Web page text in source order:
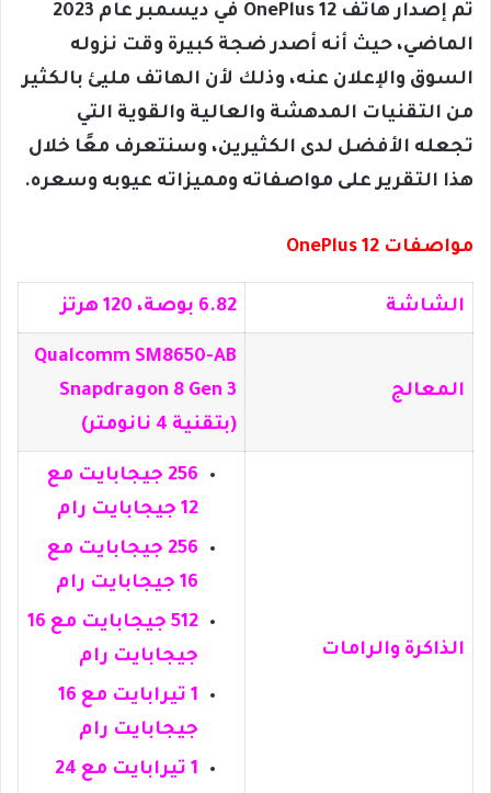
تم إصدار هاتف OnePlus 12 في ديسمبر عام 2023
الماضي، حيث أنه أصدر ضجة كبيرة وقت نزوله
السوق والإعلان عنه، وذلك لأن الهاتف مليئ بالكثير
من التقنيات المدهشة والعالية والقوية التي
تجعله الأفضل لدى الكثيرين، وسنتعرف معًا خلال
هذا التقرير على مواصفاته ومميزاته عيوبه وسعره.
مواصفات OnePlus 12
الشاشة 6.82 بوصة، 120 هرتز
المعالج
Qualcomm SM8650-AB
Snapdragon 8 Gen 3
(بتقنية 4 نانومتر)
الذاكرة والرامات
256 جيجابايت مع
12 جيجابايت رام
256 جيجابايت مع
16 جيجابايت رام
512 جيجابايت مع 16
جيجابايت رام
1 تيرابايت مع 16
جيجابايت رام
1 تيرابايت مع 24